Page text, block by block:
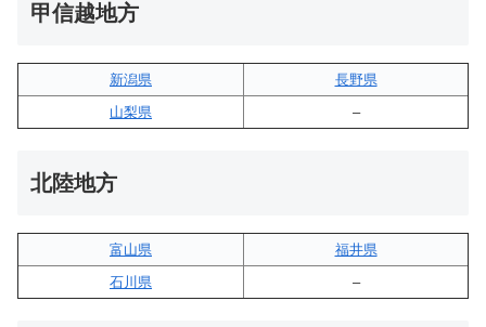
甲信越地方
新潟県
長野県
山梨県
–
北陸地方
富山県
福井県
石川県
–